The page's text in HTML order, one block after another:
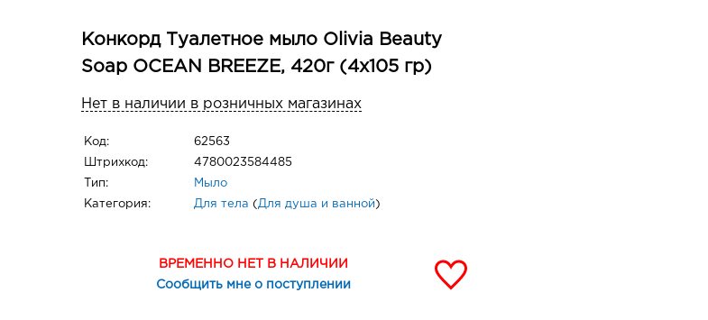
Конкорд Туалетное мыло Olivia Beauty
Soap OCEAN BREEZE, 420г (4х105 гр)
Нет в наличии в розничных магазинах
Код: 62563
Штрихкод: 4780023584485
Тип: Мыло
Категория: Для тела ( Для душа и ванной )
ВРЕМЕННО НЕТ В НАЛИЧИИ
Сообщить мне о поступлении